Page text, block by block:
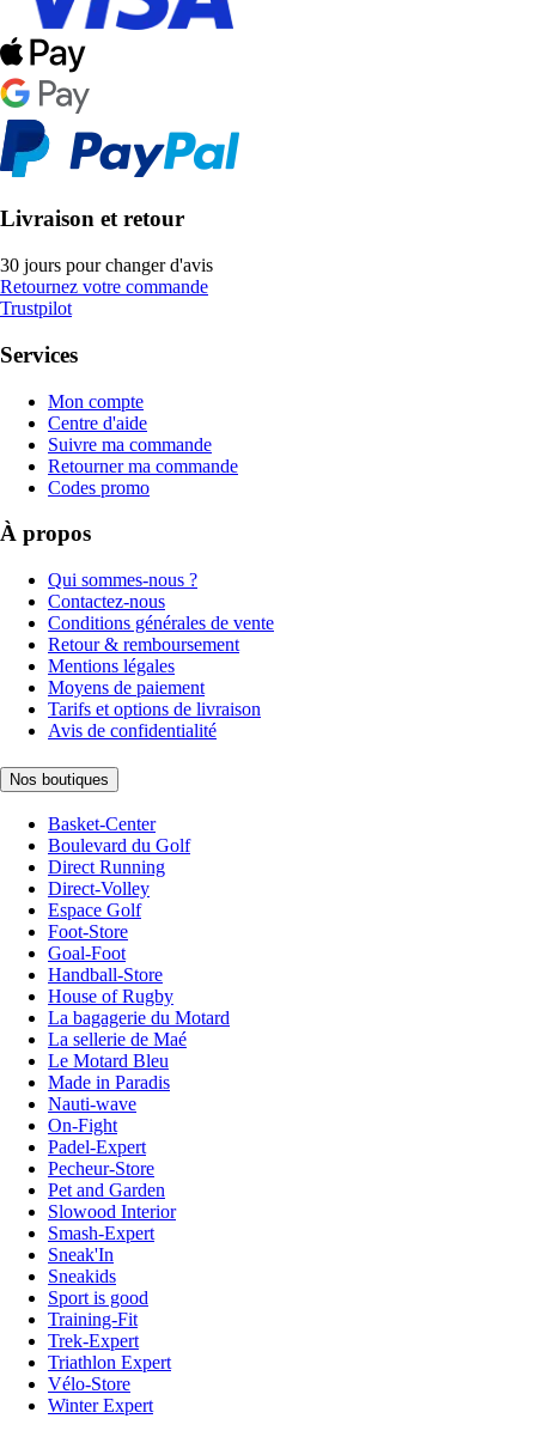
Livraison et retour
30 jours pour changer d'avis
Retournez votre commande
Trustpilot
Services
Mon compte
Centre d'aide
Suivre ma commande
Retourner ma commande
Codes promo
À propos
Qui sommes-nous ?
Contactez-nous
Conditions générales de vente
Retour & remboursement
Mentions légales
Moyens de paiement
Tarifs et options de livraison
Avis de confidentialité
Nos boutiques
Basket-Center
Boulevard du Golf
Direct Running
Direct-Volley
Espace Golf
Foot-Store
Goal-Foot
Handball-Store
House of Rugby
La bagagerie du Motard
La sellerie de Maé
Le Motard Bleu
Made in Paradis
Nauti-wave
On-Fight
Padel-Expert
Pecheur-Store
Pet and Garden
Slowood Interior
Smash-Expert
Sneak'In
Sneakids
Sport is good
Training-Fit
Trek-Expert
Triathlon Expert
Vélo-Store
Winter Expert